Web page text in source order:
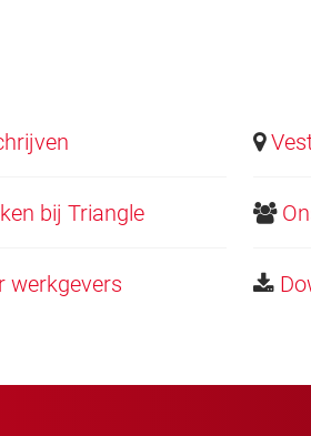
bij Triangle
werkgevers